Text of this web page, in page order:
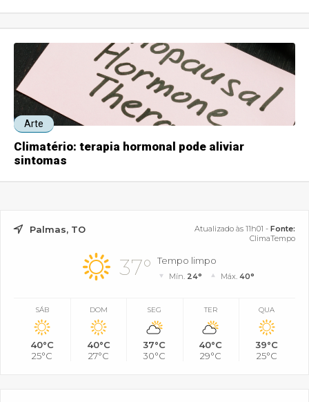
Arte
Climatério: terapia hormonal pode aliviar
sintomas
Palmas, TO Atualizado às 11h01 - Fonte:
ClimaTempo
37° Tempo limpo
Mín. 24° Máx.40°
SÁB
40°C
25°C
DOM
40°C
27°C
SEG
37°C
30°C
TER
40°C
29°C
QUA
39°C
25°C